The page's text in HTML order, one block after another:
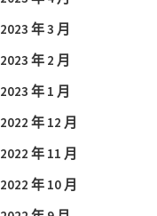
2023 年 3 月
2023 年 2 月
2023 年 1 月
2022 年 12 月
2022 年 11 月
2022 年 10 月